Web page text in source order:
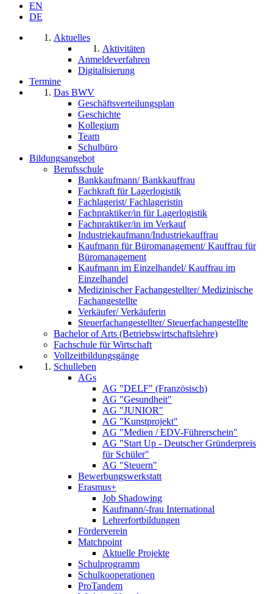
EN
DE
Aktuelles
Aktivitäten
Anmeldeverfahren
Digitalisierung
Termine
Das BWV
Geschäftsverteilungsplan
Geschichte
Kollegium
Team
Schulbüro
Bildungsangebot
Berufsschule
Bankkaufmann/ Bankkauffrau
Fachkraft für Lagerlogistik
Fachlagerist/ Fachlageristin
Fachpraktiker/in für Lagerlogistik
Fachpraktiker/in im Verkauf
Industriekaufmann/Industriekauffrau
Kaufmann für Büromanagement/ Kauffrau für
Büromanagement
Kaufmann im Einzelhandel/ Kauffrau im
Einzelhandel
Medizinischer Fachangestellter/ Medizinische
Fachangestellte
Verkäufer/ Verkäuferin
Steuerfachangestellter/ Steuerfachangestellte
Bachelor of Arts (Betriebswirtschaftslehre)
Fachschule für Wirtschaft
Vollzeitbildungsgänge
Schulleben
AGs
AG "DELF" (Französisch)
AG "Gesundheit"
AG "JUNIOR"
AG "Kunstprojekt"
AG "Medien / EDV-Führerschein"
AG "Start Up - Deutscher Gründerpreis
für Schüler"
AG "Steuern"
Bewerbungswerkstatt
Erasmus+
Job Shadowing
Kaufmann/-frau International
Lehrerfortbildungen
Förderverein
Matchpoint
Aktuelle Projekte
Schulprogramm
Schulkooperationen
ProTandem